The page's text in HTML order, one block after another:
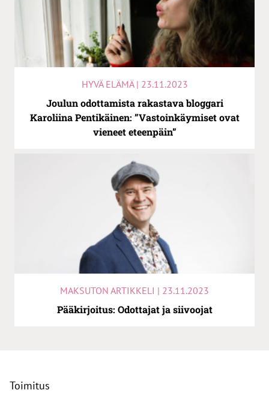
HYVÄ ELÄMÄ | 23.11.2023
Joulun odottamista rakastava bloggari
Karoliina Pentikäinen: ”Vastoinkäymiset ovat
vieneet eteenpäin”
MAKSUTON ARTIKKELI | 23.11.2023
Pääkirjoitus: Odottajat ja siivoojat
Toimitus